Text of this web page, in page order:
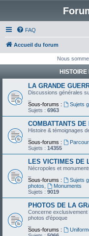
FAQ
Accueil du forum
Nous
LA GRANDE
Discussions générales
Sous-forums :
Sujets
Sujets : 6963
COMBATTANTS
Histoire & témoignages
Sous-forums :
Sujets : 14355
LES VICTIMES DE
Nécropoles et
Sous-forums :
Sujets
photos
Monuments
Sujets : 9019
PHOTOS DE LA
Concerne exclusivement
photos d'époque
Sous-forums :